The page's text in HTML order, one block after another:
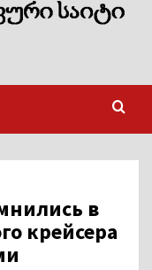
в
крейсера